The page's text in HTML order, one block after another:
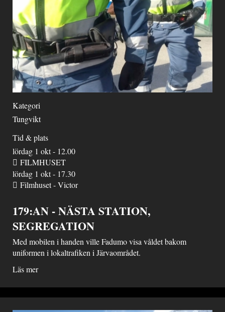
Kategori
Tungvikt
Tid & plats
lördag 1 okt - 12.00
FILMHUSET
lördag 1 okt - 17.30
Filmhuset - Victor
179:AN - NÄSTA STATION,
SEGREGATION
Med mobilen i handen ville Fadumo visa våldet bakom
uniformen i lokaltrafiken i Järvaområdet.
Läs mer